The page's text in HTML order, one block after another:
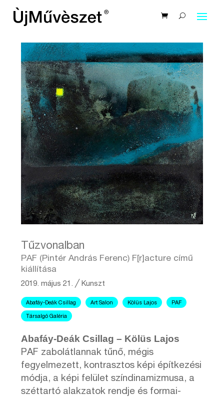
Tűzvonalban
PAF (Pintér András Ferenc) F[r]acture című
kiállítása
2019. május 21. ╱Kunszt
Abafáy-Deák Csillag Art Salon Kölüs Lajos PAF
Társalgó Galéria
Abafáy-Deák Csillag – Kölüs Lajos
PAF zabolátlannak tűnő, mégis
fegyelmezett, kontrasztos képi építkezési
módja, a képi felület színdinamizmusa, a
széttartó alakzatok rendje és formai-